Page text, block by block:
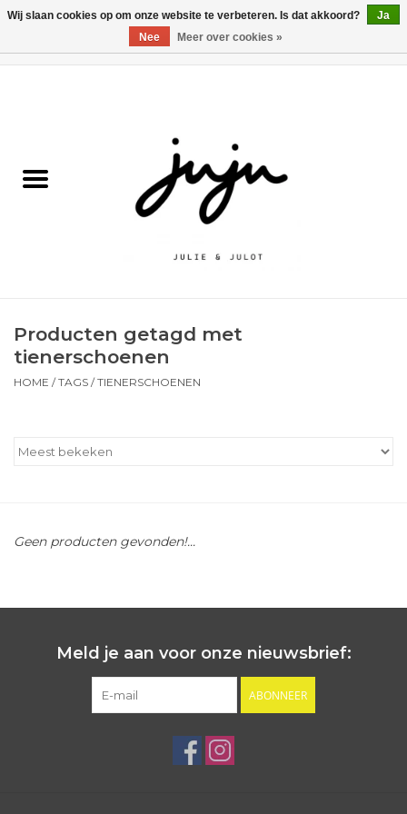
Kledij jongens
Schoenen
Outlet
Cadeaubonnen
Producten getagd met
tienerschoenen
HOME /TAGS /TIENERSCHOENEN
Geen producten gevonden!...
Meld je aan voor onze nieuwsbrief:
ABONNEER
Wij slaan cookies op om onze website te verbeteren. Is dat akkoord?
Ja
Nee
Meer over cookies »